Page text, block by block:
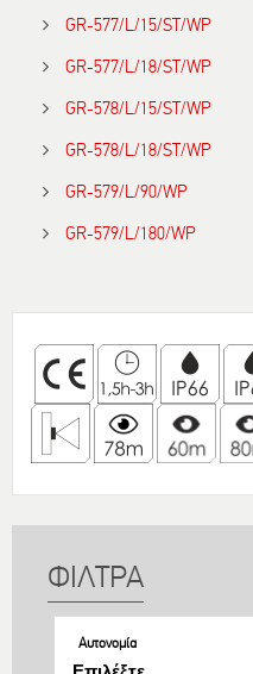
GR-577/L/15/ST/WP
GR-577/L/18/ST/WP
GR-578/L/15/ST/WP
GR-578/L/18/ST/WP
GR-579/L/90/WP
GR-579/L/180/WP
Αυτονομία